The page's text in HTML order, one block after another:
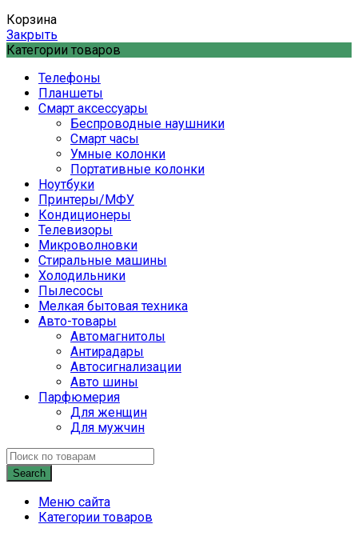
Корзина
Закрыть
Категории товаров
Телефоны
Планшеты
Смарт аксессуары
Беспроводные наушники
Смарт часы
Умные колонки
Портативные колонки
Ноутбуки
Принтеры/МФУ
Кондиционеры
Телевизоры
Микроволновки
Стиральные машины
Холодильники
Пылесосы
Мелкая бытовая техника
Авто-товары
Автомагнитолы
Антирадары
Автосигнализации
Авто шины
Парфюмерия
Для женщин
Для мужчин
Search
Меню сайта
Категории товаров